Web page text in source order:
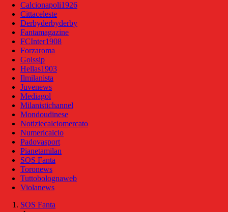
Calcionapoli1926
Cittaceleste
Derbyderbyderby
Fantamagazine
FCInter1908
Forzaroma
Golssip
Hellas1903
Ilmilanista
Juvenews
Mediagol
Milanistichannel
Mondoudinese
Notiziecalciomercato
Numericalcio
Padovasport
Pianetamilan
SOS Fanta
Toronews
Tuttobolognaweb
Violanews
SOS Fanta